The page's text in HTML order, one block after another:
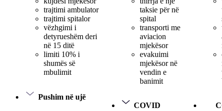
trajtimi ambulator
trajtimi spitalor
vëzhgimi i
detyrueshëm deri
në 15 ditë
limiti 10% i
shumës së
mbulimit
Pushim në ujë
taksie për në
spital
transporti me
aviacion
mjekësor
evakuimi
mjekësor në
vendin e
banimit
COVID